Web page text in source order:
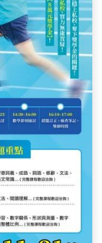
能夠建立更有
穩健的準備。
」不再只是焦
片，您會更清
心地和孩子一
名表單填寫。
資優教室 郭